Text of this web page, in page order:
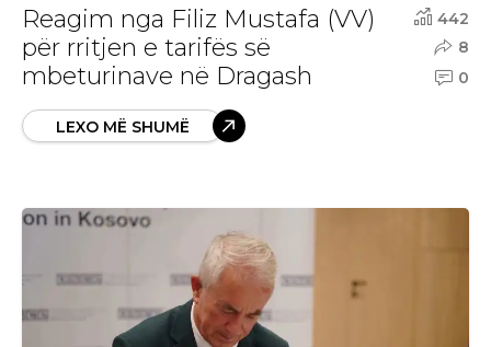
Reagim nga Filiz Mustafa (VV)
për rritjen e tarifës së
mbeturinave në Dragash
LEXO MË SHUMË
442
8
0